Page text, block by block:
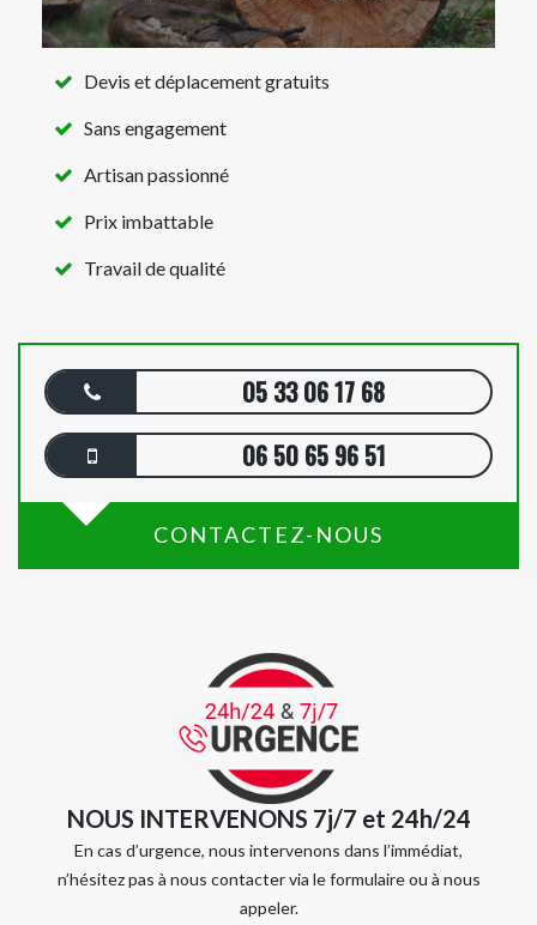
Devis et déplacement gratuits
Sans engagement
Artisan passionné
Prix imbattable
Travail de qualité
05 33 06 17 68
06 50 65 96 51
CONTACTEZ-NOUS
NOUS INTERVENONS 7j/7 et 24h/24
En cas d’urgence, nous intervenons dans l’immédiat,
n’hésitez pas à nous contacter via le formulaire ou à nous
appeler.